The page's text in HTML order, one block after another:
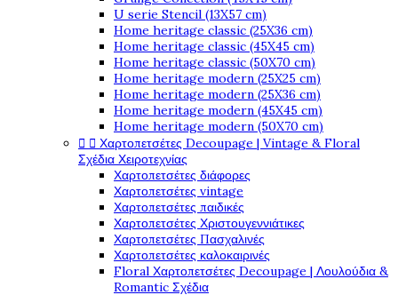
U serie Stencil (13X57 cm)
Home heritage classic (25X36 cm)
Home heritage classic (45X45 cm)
Home heritage classic (50X70 cm)
Home heritage modern (25X25 cm)
Home heritage modern (25X36 cm)
Home heritage modern (45X45 cm)
Home heritage modern (50X70 cm)
  Χαρτοπετσέτες Decoupage | Vintage & Floral
Σχέδια Χειροτεχνίας
Χαρτοπετσέτες διάφορες
Χαρτοπετσέτες vintage
Χαρτοπετσέτες παιδικές
Χαρτοπετσέτες Χριστουγεννιάτικες
Χαρτοπετσέτες Πασχαλινές
Χαρτοπετσέτες καλοκαιρινές
Floral Χαρτοπετσέτες Decoupage | Λουλούδια &
Romantic Σχέδια